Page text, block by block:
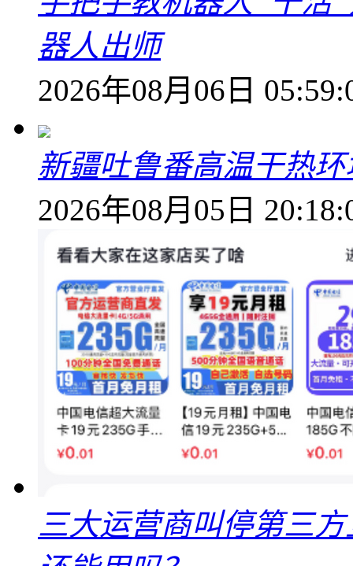
器人出师
2026年08月06日
新疆吐鲁番高温干热
2026年08月05日
三大运营商叫停第三